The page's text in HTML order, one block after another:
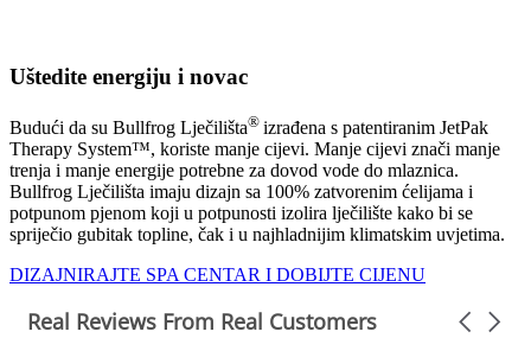
Uštedite energiju i novac
Budući da su Bullfrog Lječilišta® izrađena s patentiranim JetPak
Therapy System™, koriste manje cijevi. Manje cijevi znači manje
trenja i manje energije potrebne za dovod vode do mlaznica.
Bullfrog Lječilišta imaju dizajn sa 100% zatvorenim ćelijama i
potpunom pjenom koji u potpunosti izolira lječilište kako bi se
spriječio gubitak topline, čak i u najhladnijim klimatskim uvjetima.
DIZAJNIRAJTE SPA CENTAR I DOBIJTE CIJENU
Real Reviews From Real Customers
Carousel